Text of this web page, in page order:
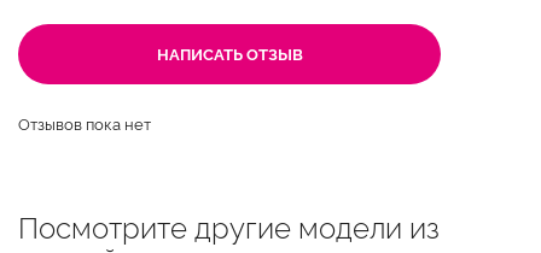
НАПИСАТЬ ОТЗЫВ
Отзывов пока нет
Посмотрите другие модели из